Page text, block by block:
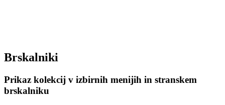
Brskalniki
Prikaz kolekcij v izbirnih menijih in stranskem
brskalniku